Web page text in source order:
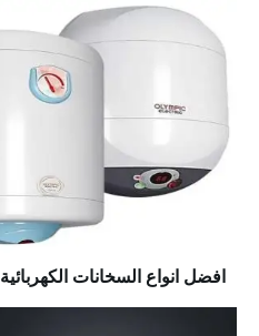
افضل انواع السخانات الكهربائية 2023 بالأسعار والصور